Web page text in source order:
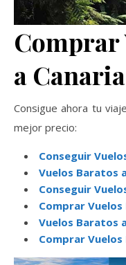
Comprar
a
Consigue ahora tu
mejor precio:
Conseguir
Vuelos Baratos
Conseguir
Comprar Vuelos
Vuelos Baratos
Comprar